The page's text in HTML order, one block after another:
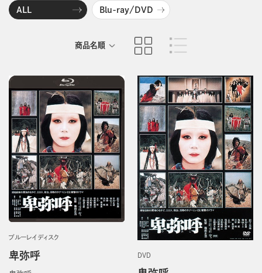
ALL Blu-ray/DVD
商品名順
ブルーレイディスク
卑弥呼 DVD